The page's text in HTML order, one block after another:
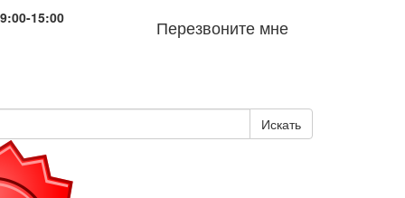
15:00
Перезвоните мне
Искать